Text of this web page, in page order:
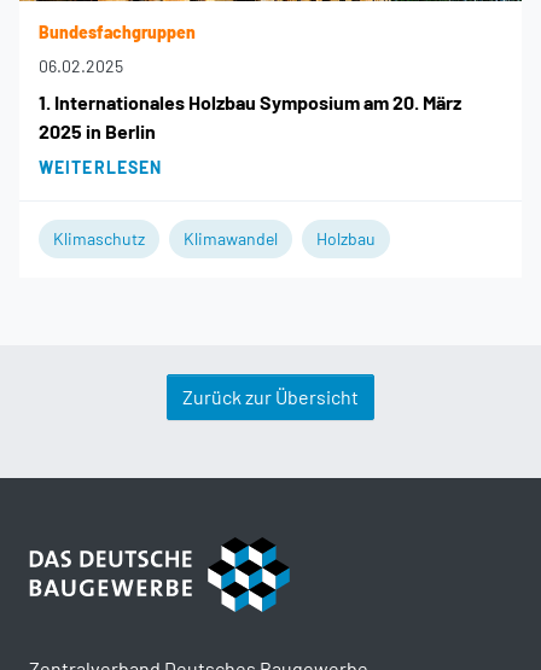
Bundesfachgruppen
06.02.2025
1. Internationales Holzbau Symposium am 20. März
2025 in Berlin
WEITERLESEN
Klimaschutz Klimawandel Holzbau
Zurück zur Übersicht